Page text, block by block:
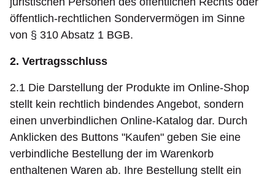
öffentlich-rechtlichen Sondervermögen im Sinne
von § 310 Absatz 1 BGB.
2. Vertragsschluss
2.1 Die Darstellung der Produkte im Online-Shop
stellt kein rechtlich bindendes Angebot, sondern
einen unverbindlichen Online-Katalog dar. Durch
Anklicken des Buttons "Kaufen" geben Sie eine
verbindliche Bestellung der im Warenkorb
enthaltenen Waren ab. Ihre Bestellung stellt ein